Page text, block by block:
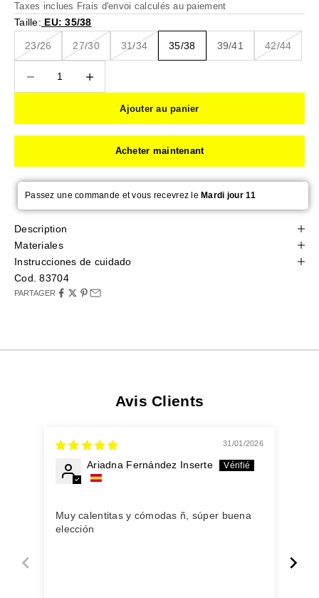
Taxes inclues Frais d'envoi calculés au paiement
Taille: EU: 35/38
23/26 27/30 31/34 35/38 39/41 42/44
Ajouter au panier
Acheter maintenant
Passez une commande et vous recevrez le Mardi jour 11
Description
Materiales
Instrucciones de cuidado
Cod. 83704
PARTAGER
Avis Clients
31/01/2026
Ariadna Fernández Inserte
Muy calentitas y cómodas ñ, súper buena
elección